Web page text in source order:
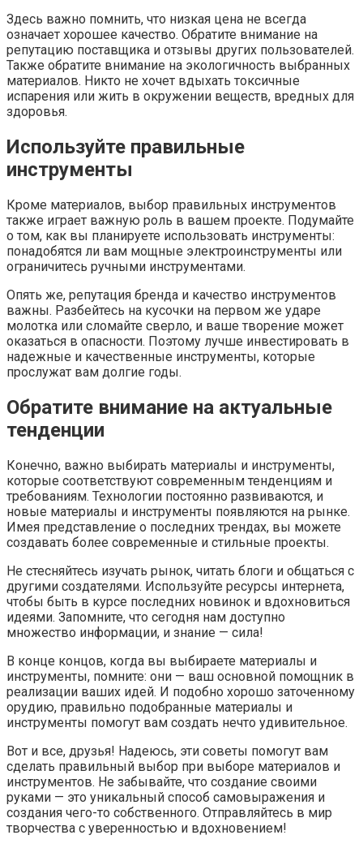
Здесь важно помнить, что низкая цена не всегда
означает хорошее качество. Обратите внимание на
репутацию поставщика и отзывы других пользователей.
Также обратите внимание на экологичность выбранных
материалов. Никто не хочет вдыхать токсичные
испарения или жить в окружении веществ, вредных для
здоровья.
Используйте правильные
инструменты
Кроме материалов, выбор правильных инструментов
также играет важную роль в вашем проекте. Подумайте
о том, как вы планируете использовать инструменты:
понадобятся ли вам мощные электроинструменты или
ограничитесь ручными инструментами.
Опять же, репутация бренда и качество инструментов
важны. Разбейтесь на кусочки на первом же ударе
молотка или сломайте сверло, и ваше творение может
оказаться в опасности. Поэтому лучше инвестировать в
надежные и качественные инструменты, которые
прослужат вам долгие годы.
Обратите внимание на актуальные
тенденции
Конечно, важно выбирать материалы и инструменты,
которые соответствуют современным тенденциям и
требованиям. Технологии постоянно развиваются, и
новые материалы и инструменты появляются на рынке.
Имея представление о последних трендах, вы можете
создавать более современные и стильные проекты.
Не стесняйтесь изучать рынок, читать блоги и общаться с
другими создателями. Используйте ресурсы интернета,
чтобы быть в курсе последних новинок и вдохновиться
идеями. Запомните, что сегодня нам доступно
множество информации, и знание — сила!
В конце концов, когда вы выбираете материалы и
инструменты, помните: они — ваш основной помощник в
реализации ваших идей. И подобно хорошо заточенному
орудию, правильно подобранные материалы и
инструменты помогут вам создать нечто удивительное.
Вот и все, друзья! Надеюсь, эти советы помогут вам
сделать правильный выбор при выборе материалов и
инструментов. Не забывайте, что создание своими
руками — это уникальный способ самовыражения и
создания чего-то собственного. Отправляйтесь в мир
творчества с уверенностью и вдохновением!